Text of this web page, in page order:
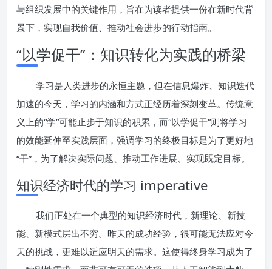
与组织发展中的关键作用，旨在为读者提供一份在新时代背
景下，实现自我价值、推动社会进步的行动指南。
“以学促干”：知识转化为实践的桥梁
学习是人类进步的永恒主题，但在信息爆炸、知识迭代
加速的今天，学习的内涵和方式正经历着深刻变革。传统意
义上的“学”可能止步于知识的积累，而“以学促干”则将学习
的效能延伸至实践层面，强调学习的终极目标是为了更好地
“干”，为了解决实际问题、推动工作进展、实现既定目标。
知识经济时代的学习 imperative
我们正处在一个典型的知识经济时代，新理论、新技
能、新模式层出不穷。昨天的成功经验，很可能无法应对今
天的挑战，更难以适应明天的需求。这使得终身学习成为了